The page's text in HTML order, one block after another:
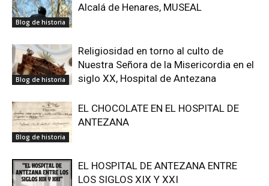
Blog de historia
Alcalá de Henares, MUSEAL
Blog de historia
Religiosidad en torno al culto de
Nuestra Señora de la Misericordia en el
siglo XX, Hospital de Antezana
Blog de historia
EL CHOCOLATE EN EL HOSPITAL DE
ANTEZANA
EL HOSPITAL DE ANTEZANA ENTRE
LOS SIGLOS XIX Y XXI